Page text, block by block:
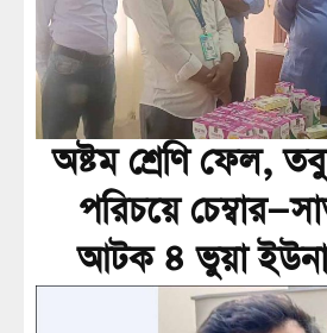
অষ্টম শ্রেণি ফেল,
পরিচয়ে
আটক ৪ ভুয়া